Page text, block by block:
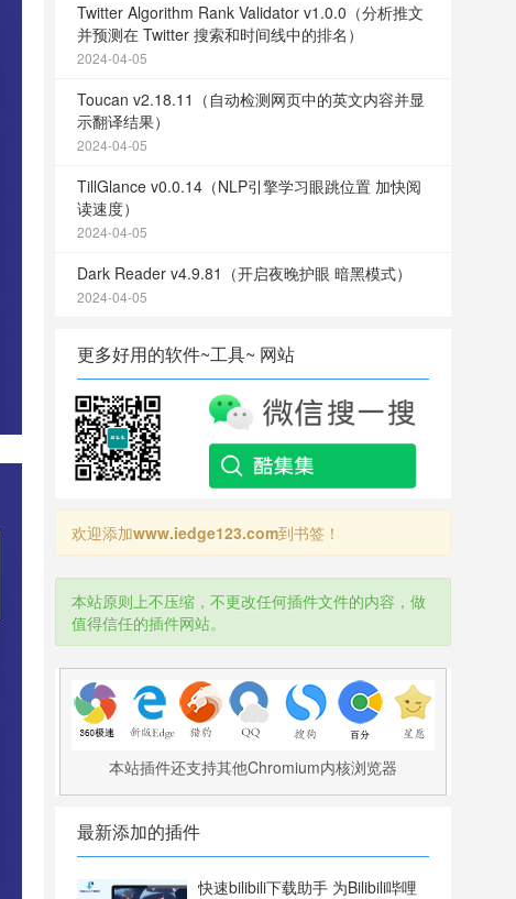
Twitter Algorithm Rank Validator v1.0.0（分析推文
并预测在 Twitter 搜索和时间线中的排名）
2024-04-05
Toucan v2.18.11（自动检测网页中的英文内容并显
示翻译结果）
2024-04-05
TillGlance v0.0.14（NLP引擎学习眼跳位置 加快阅
读速度）
2024-04-05
Dark Reader v4.9.81（开启夜晚护眼 暗黑模式）
2024-04-05
更多好用的软件~工具~ 网站
欢迎添加www.iedge123.com到书签！
本站原则上不压缩，不更改任何插件文件的内容，做
值得信任的插件网站。
本站插件还支持其他Chromium内核浏览器
最新添加的插件
快速bilibili下载助手 为Bilibili哔哩